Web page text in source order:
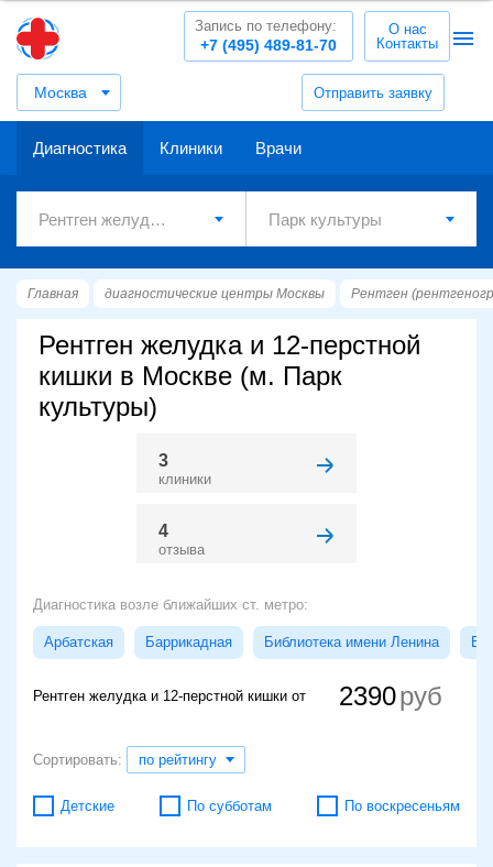
Москва Отправить заявку
+7 (495) 489-81-70
Запись по телефону:
О нас
Контакты
Диагностика Клиники Врачи
Главная диагностические центры Москвы Рентген
Рентген желудка и 12-перстной
кишки в Москве (м. Парк
культуры)
3
клиники
4
отзыва
Диагностика возле ближайших ст. метро:
Арбатская Баррикадная Библиотека имени Ленина
Рентген желудка и 12-перстной кишки от 2390
Сортировать: по рейтингу
Детские По субботам По воскресеньям